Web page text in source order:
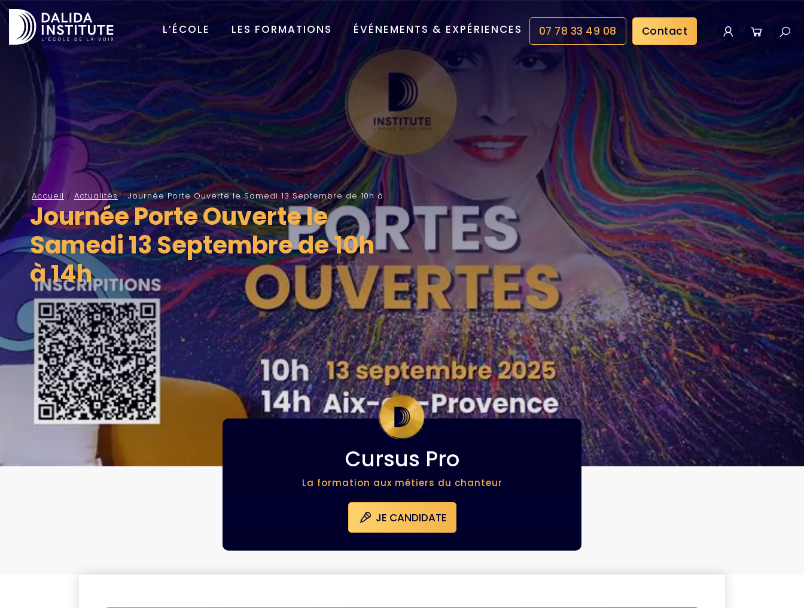
07 78 33 49 08 Contact
L’ÉCOLE LES FORMATIONS ÉVÉNEMENTS & EXPÉRIENCES Mon compte Panier
Accueil / Actualités/Journée Porte Ouverte le Samedi 13 Septembre de 10h à 14h
Journée Porte Ouverte le
Samedi 13 Septembre de 10h
à 14h
Cursus Pro
La formation aux métiers du chanteur
JE CANDIDATE